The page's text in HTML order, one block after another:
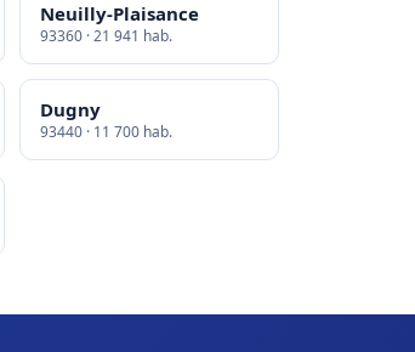
Neuilly-Plaisance
93360 · 21 941 hab.
Dugny
93440 · 11 700 hab.